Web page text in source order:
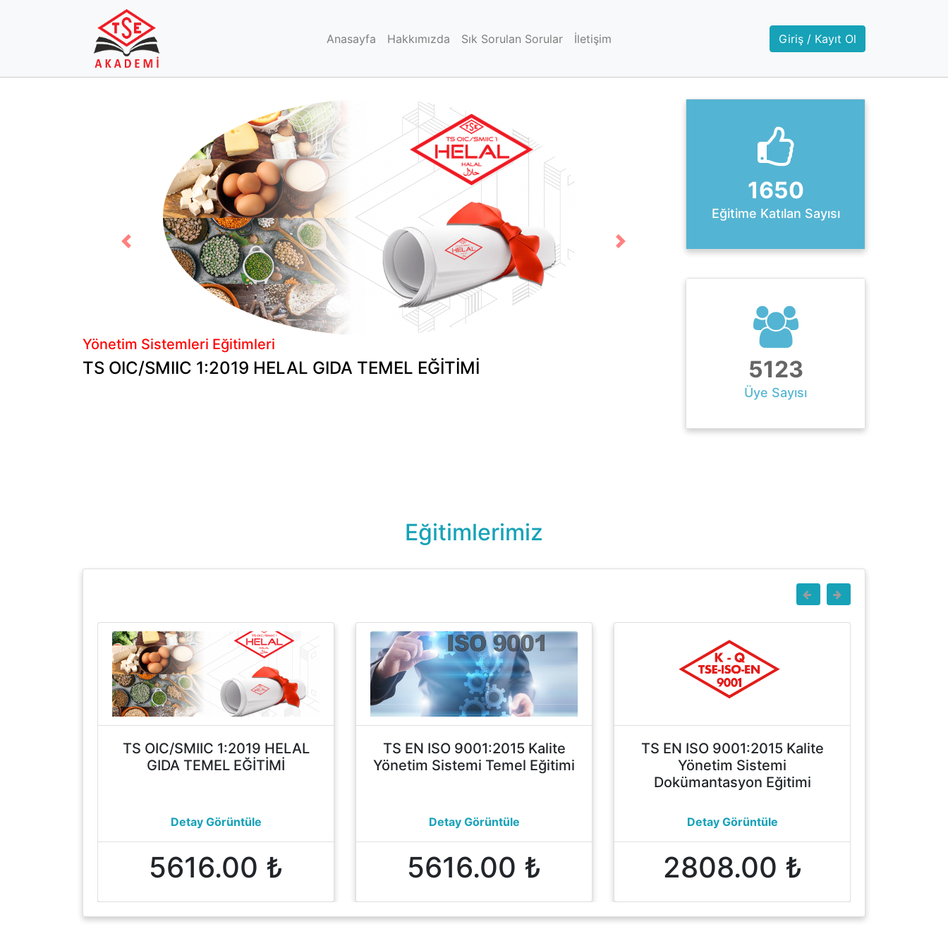
Anasayfa Hakkımızda Sık Sorulan Sorular İletişim Giriş / Kayıt Ol
Yönetim Sistemleri Eğitimleri
TS OIC/SMIIC 1:2019 HELAL GIDA TEMEL EĞİTİMİ
Previous Next
1650
Eğitime Katılan Sayısı
5123
Üye Sayısı
Eğitimlerimiz
TS OIC/SMIIC 1:2019 HELAL
GIDA TEMEL EĞİTİMİ
Detay Görüntüle
5616.00 ₺
TS EN ISO 9001:2015 Kalite
Yönetim Sistemi Temel Eğitimi
Detay Görüntüle
5616.00 ₺
TS EN ISO 9001:2015 Kalite
Yönetim Sistemi
Dokümantasyon Eğitimi
Detay Görüntüle
2808.00 ₺